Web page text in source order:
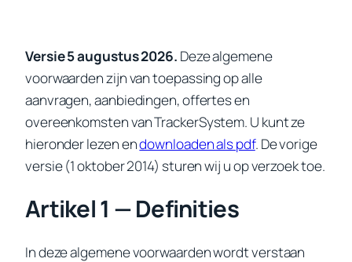
Versie 5 augustus 2026. Deze algemene
voorwaarden zijn van toepassing op alle
aanvragen, aanbiedingen, offertes en
overeenkomsten van TrackerSystem. U kunt ze
hieronder lezen endownloaden als pdf. De vorige
versie (1 oktober 2014) sturen wij u op verzoek toe.
Artikel 1 — Definities
In deze algemene voorwaarden wordt verstaan